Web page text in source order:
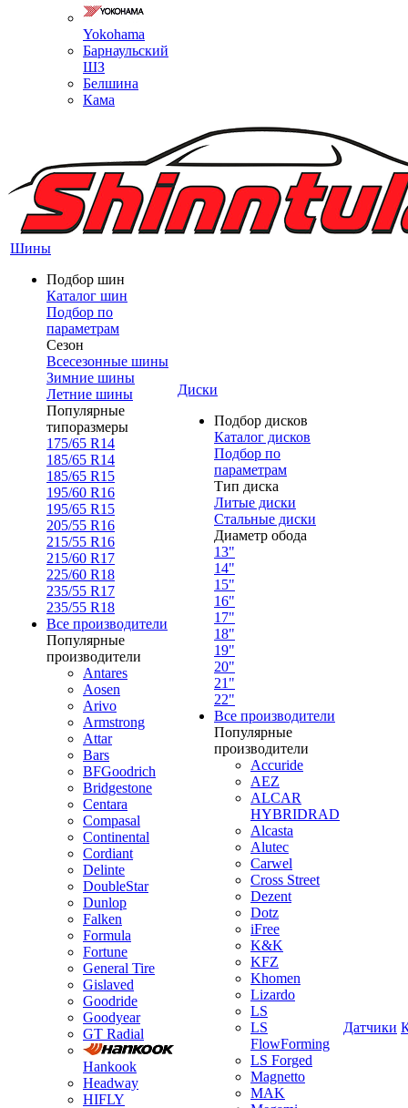
Yokohama
Барнаульский
ШЗ
Белшина
Кама
Шины
Подбор шин
Каталог шин
Подбор по
параметрам
Сезон
Всесезонные шины
Зимние шины
Летние шины
Популярные
типоразмеры
175/65 R14
185/65 R14
185/65 R15
195/60 R16
195/65 R15
205/55 R16
215/55 R16
215/60 R17
225/60 R18
235/55 R17
235/55 R18
Все производители
Популярные
производители
Antares
Aosen
Arivo
Armstrong
Attar
Bars
BFGoodrich
Bridgestone
Centara
Compasal
Continental
Cordiant
Delinte
DoubleStar
Dunlop
Falken
Formula
Fortune
General Tire
Gislaved
Goodride
Goodyear
GT Radial
Hankook
Headway
HIFLY
Диски
Подбор дисков
Каталог дисков
Подбор по
параметрам
Тип диска
Литые диски
Стальные диски
Диаметр обода
13"
14"
15"
16"
17"
18"
19"
20"
21"
22"
Все производители
Популярные
производители
Accuride
AEZ
ALCAR
HYBRIDRAD
Alcasta
Alutec
Carwel
Cross Street
Dezent
Dotz
iFree
K&K
KFZ
Khomen
Lizardo
LS
LS
FlowForming
LS Forged
Magnetto
MAK
Датчики